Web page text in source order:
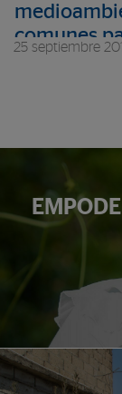
comunes
25 septiembre